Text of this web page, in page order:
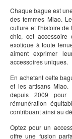
Chaque bague est
des femmes Miao.
culture et l'histoire de
chic, cet
exotique à toute
aiment exprimer
accessoires uniques.
En achetant cette
et les artisans Miao.
depuis 2009 pour
rémunération
contribuant ainsi au
Optez pour un
offre une fusion